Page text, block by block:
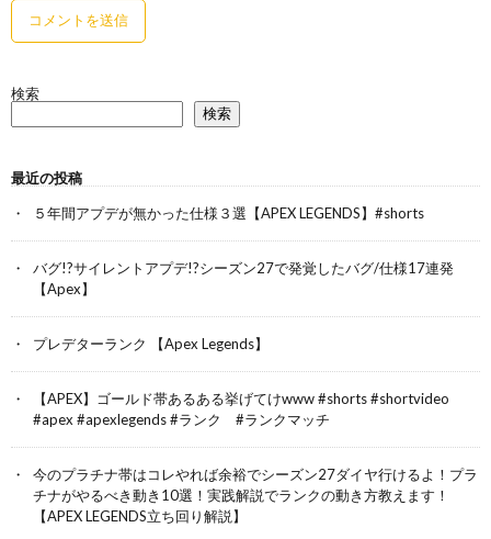
検索
検索
最近の投稿
５年間アプデが無かった仕様３選【APEX LEGENDS】#shorts
バグ!?サイレントアプデ!?シーズン27で発覚したバグ/仕様17連発
【Apex】
プレデターランク 【Apex Legends】
【APEX】ゴールド帯あるある挙げてけwww #shorts #shortvideo
#apex #apexlegends #ランク #ランクマッチ
今のプラチナ帯はコレやれば余裕でシーズン27ダイヤ行けるよ！プラ
チナがやるべき動き10選！実践解説でランクの動き方教えます！
【APEX LEGENDS立ち回り解説】